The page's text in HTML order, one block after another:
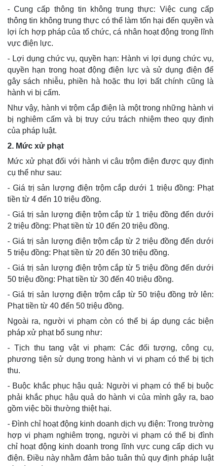
- Cung cấp thông tin không trung thực: Việc cung cấp
thông tin không trung thực có thể làm tổn hại đến quyền và
lợi ích hợp pháp của tổ chức, cá nhân hoạt động trong lĩnh
vực điện lực.
- Lợi dụng chức vụ, quyền hạn: Hành vi lợi dụng chức vụ,
quyền hạn trong hoạt động điện lực và sử dụng điện để
gây sách nhiễu, phiền hà hoặc thu lợi bất chính cũng là
hành vi bị cấm.
Như vậy, hành vi trộm cắp điện là một trong những hành vi
bị nghiêm cấm và bị truy cứu trách nhiệm theo quy định
của pháp luật.
2. Mức xử phạt
Mức xử phạt đối với hành vi câu trộm điện được quy định
cụ thể như sau:
- Giá trị sản lượng điện trộm cắp dưới 1 triệu đồng: Phạt
tiền từ 4 đến 10 triệu đồng.
- Giá trị sản lượng điện trộm cắp từ 1 triệu đồng đến dưới
2 triệu đồng: Phạt tiền từ 10 đến 20 triệu đồng.
- Giá trị sản lượng điện trộm cắp từ 2 triệu đồng đến dưới
5 triệu đồng: Phạt tiền từ 20 đến 30 triệu đồng.
- Giá trị sản lượng điện trộm cắp từ 5 triệu đồng đến dưới
50 triệu đồng: Phạt tiền từ 30 đến 40 triệu đồng.
- Giá trị sản lượng điện trộm cắp từ 50 triệu đồng trở lên:
Phạt tiền từ 40 đến 50 triệu đồng.
Ngoài ra, người vi phạm còn có thể bị áp dụng các biện
pháp xử phạt bổ sung như:
- Tịch thu tang vật vi phạm: Các đối tượng, công cụ,
phương tiện sử dụng trong hành vi vi phạm có thể bị tịch
thu.
- Buộc khắc phục hậu quả: Người vi phạm có thể bị buộc
phải khắc phục hậu quả do hành vi của mình gây ra, bao
gồm việc bồi thường thiệt hại.
- Đình chỉ hoạt động kinh doanh dịch vụ điện: Trong trường
hợp vi phạm nghiêm trọng, người vi phạm có thể bị đình
chỉ hoạt động kinh doanh trong lĩnh vực cung cấp dịch vụ
điện. Điều này nhằm đảm bảo tuân thủ quy định pháp luật